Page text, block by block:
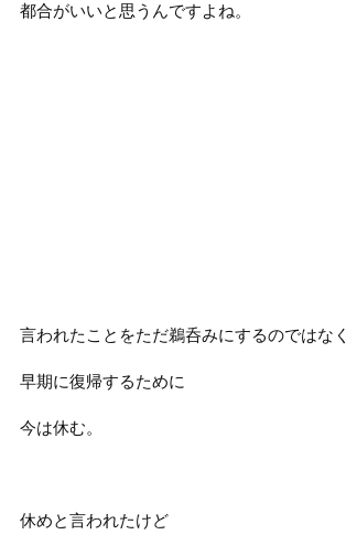
都合がいいと思うんですよね。
言われたことをただ鵜呑みにするのではなく
早期に復帰するために
今は休む。
休めと言われたけど